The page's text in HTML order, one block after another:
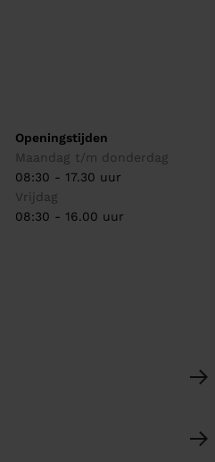
Openingstijden
Maandag t/m donderdag
08:30 - 17.30 uur
Vrijdag
08:30 - 16.00 uur